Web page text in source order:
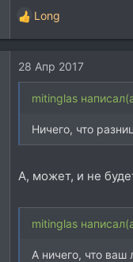
Р
е
к
ц
Long
28 Апр 2017
mitinglas
Ничего, что
А, может, и не
mitinglas
А ничего, что